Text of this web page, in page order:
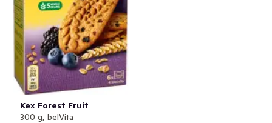
Kex Forest Fruit
300 g, belVita